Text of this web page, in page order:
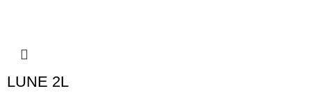
LUNE 2L